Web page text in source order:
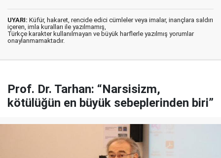
UYARI: Küfür, hakaret, rencide edici cümleler veya imalar, inançlara saldırı
içeren, imla kuralları ile yazılmamış,
Türkçe karakter kullanılmayan ve büyük harflerle yazılmış yorumlar
onaylanmamaktadır.
Prof. Dr. Tarhan: “Narsisizm,
kötülüğün en büyük sebeplerinden biri”